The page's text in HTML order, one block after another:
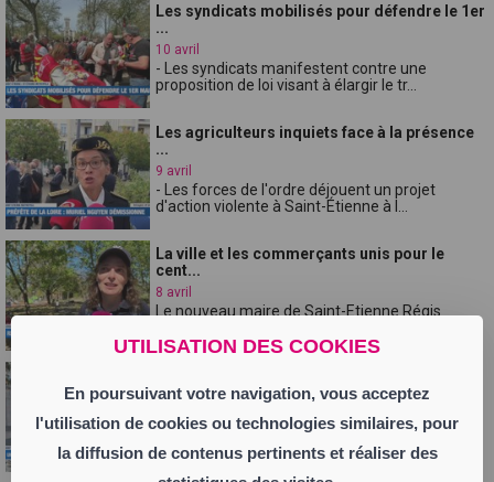
UTILISATION DES COOKIES
En poursuivant votre navigation, vous acceptez
l'utilisation de cookies ou technologies similaires, pour
la diffusion de contenus pertinents et réaliser des
Les syndicats mobilisés pour défendre le 1er
...
10 avril
- Les syndicats manifestent contre une
proposition de loi visant à élargir le tr...
Les agriculteurs inquiets face à la présence
...
9 avril
- Les forces de l'ordre déjouent un projet
d'action violente à Saint-Étienne à l...
La ville et les commerçants unis pour le
cent...
8 avril
Le nouveau maire de Saint-Etienne Régis
U...
Ce mardi dans la Loire, le général Thierry
Burkhard, délégué national de l'Ordre...